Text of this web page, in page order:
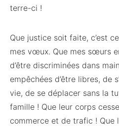
terre-ci !
Que justice soit faite, c’est
mes vœux. Que mes sœurs
d’être discriminées dans
empêchées d’être libres, de
vie, de se déplacer sans la
famille ! Que leur corps
commerce et de trafic ! Que